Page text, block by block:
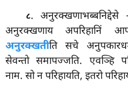
८. अनुरक्खणाभब्बनिद्देसे
अनुरक्खणाय अपरिहानिं
अनुरक्खतीति सचे
सेवन्तो समापज्जति. एवञ्हि
नाम. सो न परिहायति, इतरो